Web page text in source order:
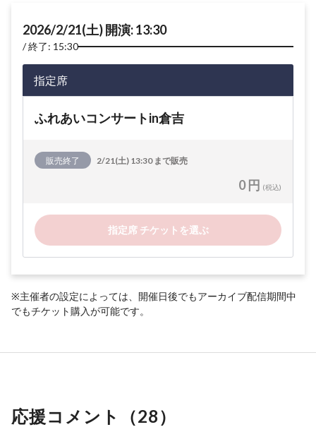
2026/2/21(土) 開演: 13:30
終了: 15:30
指定席
ふれあいコンサートin倉吉
販売終了 2/21(土) 13:30 まで販売
0 円 (税込)
指定席 チケットを選ぶ
※主催者の設定によっては、開催日後でもアーカイブ配信期間中
でもチケット購入が可能です。
応援コメント（28）